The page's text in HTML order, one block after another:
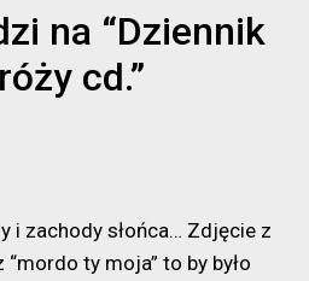
na “Dziennik
cd.”
i zachody słońca… Zdjęcie z
ty moja” to by było